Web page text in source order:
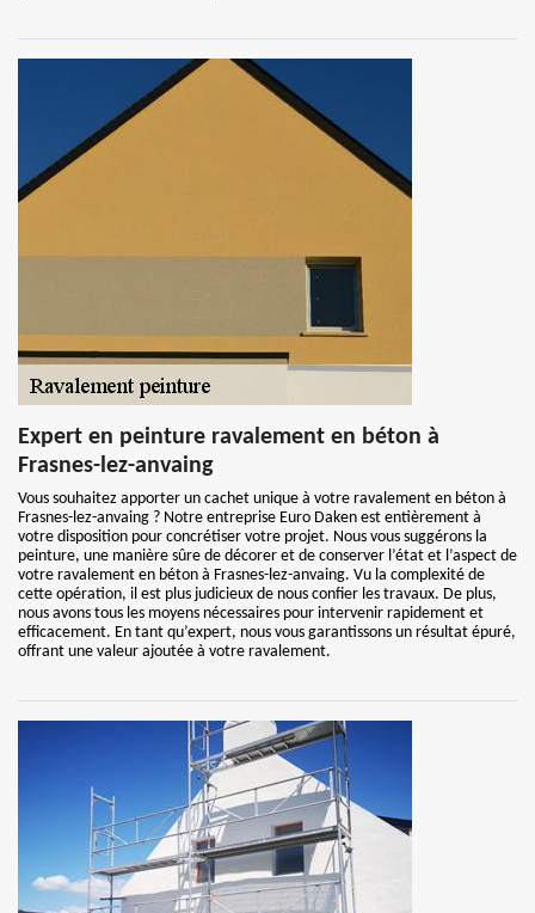
Expert en peinture ravalement en béton à
Frasnes-lez-anvaing
Vous souhaitez apporter un cachet unique à votre ravalement en béton à
Frasnes-lez-anvaing ? Notre entreprise Euro Daken est entièrement à
votre disposition pour concrétiser votre projet. Nous vous suggérons la
peinture, une manière sûre de décorer et de conserver l’état et l’aspect de
votre ravalement en béton à Frasnes-lez-anvaing. Vu la complexité de
cette opération, il est plus judicieux de nous confier les travaux. De plus,
nous avons tous les moyens nécessaires pour intervenir rapidement et
efficacement. En tant qu’expert, nous vous garantissons un résultat épuré,
offrant une valeur ajoutée à votre ravalement.